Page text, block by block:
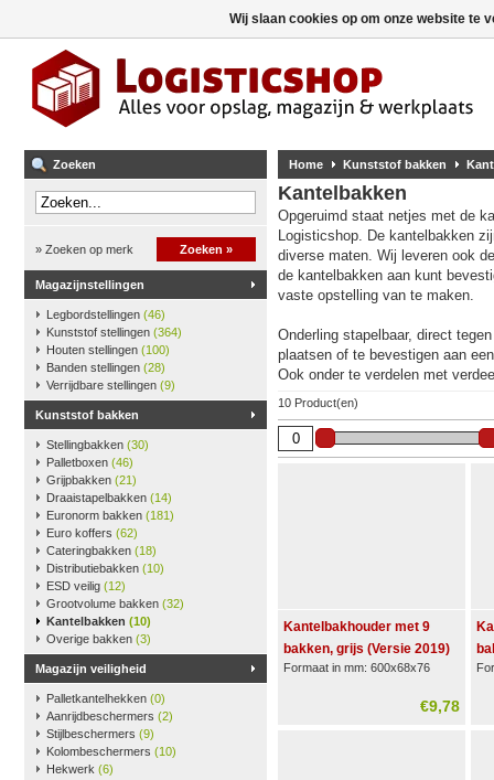
Zoeken
» Zoeken op merk Zoeken »
Magazijnstellingen
Legbordstellingen (46)
Kunststof stellingen (364)
Houten stellingen (100)
Banden stellingen (28)
Verrijdbare stellingen (9)
Kunststof bakken
Stellingbakken (30)
Palletboxen (46)
Grijpbakken (21)
Draaistapelbakken (14)
Euronorm bakken (181)
Euro koffers (62)
Cateringbakken (18)
Distributiebakken (10)
ESD veilig (12)
Grootvolume bakken (32)
Kantelbakken (10)
Overige bakken (3)
Magazijn veiligheid
Palletkantelhekken (0)
Aanrijdbeschermers (2)
Stijlbeschermers (9)
Kolombeschermers (10)
Hekwerk (6)
Home Kunststof bakken
Kantelbakken
Opgeruimd staat netjes met de
Logisticshop. De kantelbakken
diverse maten. Wij leveren ook
de kantelbakken aan kunt
vaste opstelling van te maken.
Onderling stapelbaar, direct
plaatsen of te bevestigen aan
Ook onder te verdelen met
10 Product(en)
Kantelbakhouder met 9
bakken, grijs (Versie 2019)
Formaat in mm: 600x68x76
€9,78
Wij slaan cookies op om onze website te